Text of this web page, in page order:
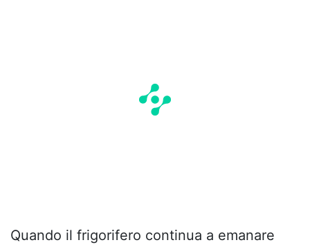
Quando il frigorifero continua a emanare